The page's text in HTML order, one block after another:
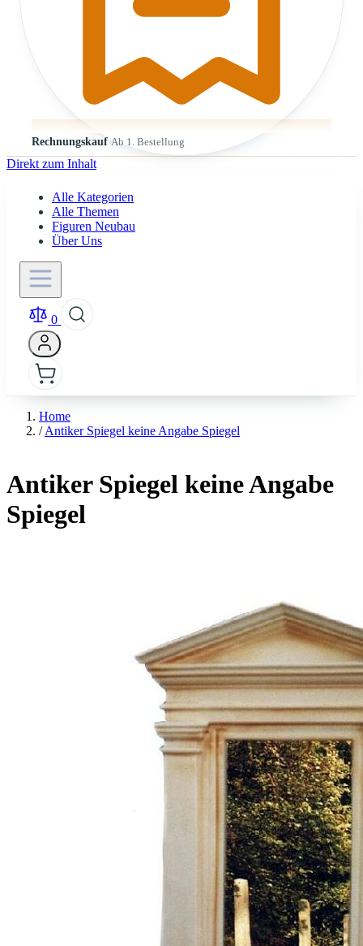
Rechnungskauf Ab 1. Bestellung
Direkt zum Inhalt
Alle Kategorien
Alle Themen
Figuren Neubau
Über Uns
0
Home
/ Antiker Spiegel keine Angabe Spiegel
Antiker Spiegel keine Angabe
Spiegel